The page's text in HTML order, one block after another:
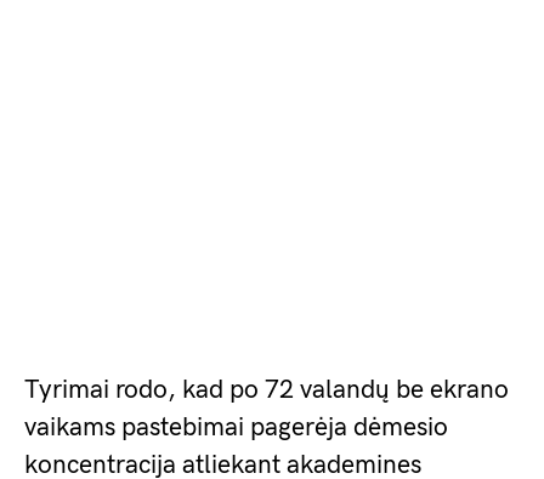
Tyrimai rodo, kad po 72 valandų be ekrano
vaikams pastebimai pagerėja dėmesio
koncentracija atliekant akademines